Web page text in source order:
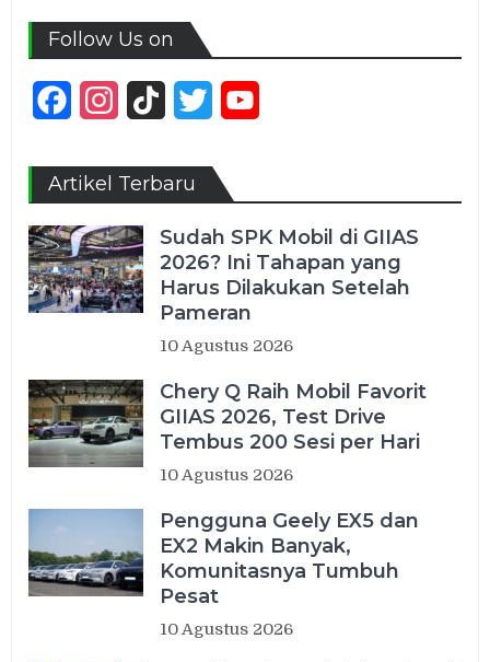
Follow Us on
FacebookInstagram
TikTok Twitter
Artikel Terbaru
Sudah SPK Mobil di GIIAS
2026? Ini Tahapan yang
Harus Dilakukan Setelah
Pameran
10 Agustus 2026
Chery Q Raih Mobil Favorit
GIIAS 2026, Test Drive
Tembus 200 Sesi per Hari
10 Agustus 2026
Pengguna Geely EX5 dan
EX2 Makin Banyak,
Komunitasnya Tumbuh
Pesat
10 Agustus 2026